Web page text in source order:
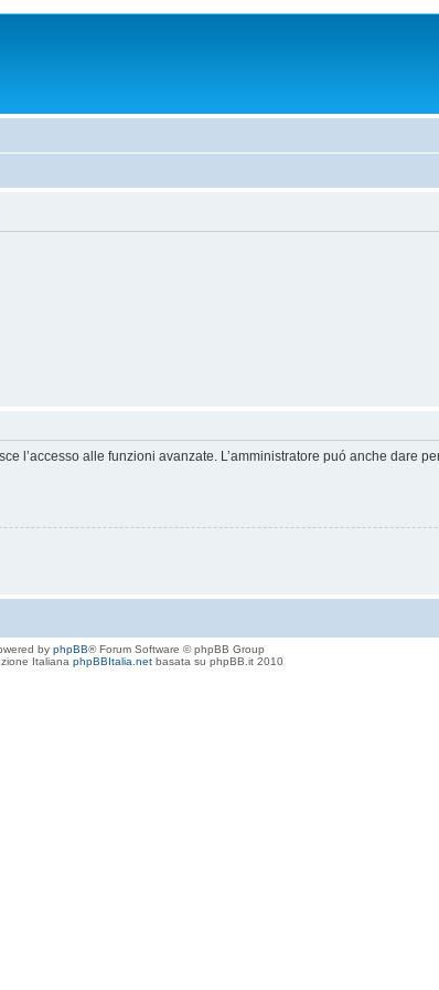
l’accesso alle funzioni avanzate. L’amministratore puó anche dare
by phpBB® Forum Software © phpBB Group
Italiana phpBBItalia.netbasata su phpBB.it 2010